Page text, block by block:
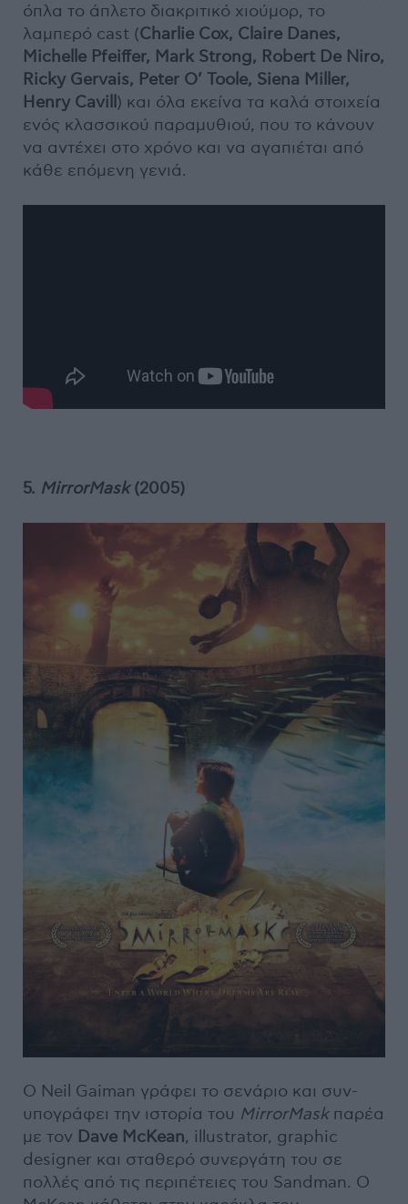
όπλα το άπλετο διακριτικό χιούμορ, το
λαμπερό cast (Charlie Cox, Claire Danes,
Michelle Pfeiffer, Mark Strong, Robert De Niro,
Ricky Gervais, Peter O’ Toole, Siena Miller,
Henry Cavill) και όλα εκείνα τα καλά στοιχεία
ενός κλασσικού παραμυθιού, που το κάνουν
να αντέχει στο χρόνο και να αγαπιέται από
κάθε επόμενη γενιά.
5. MirrorMask(2005)
Ο Neil Gaiman γράφει το σενάριο και συν-
υπογράφει την ιστορία του MirrorMaskπαρέα
με τον Dave McKean, illustrator, graphic
designer και σταθερό συνεργάτη του σε
πολλές από τις περιπέτειες του Sandman. Ο